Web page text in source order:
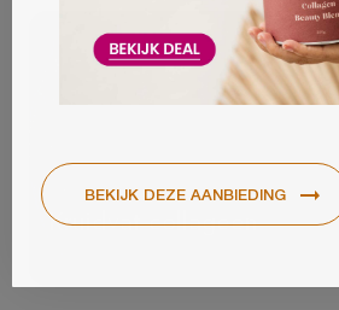
Kruidvat collageen